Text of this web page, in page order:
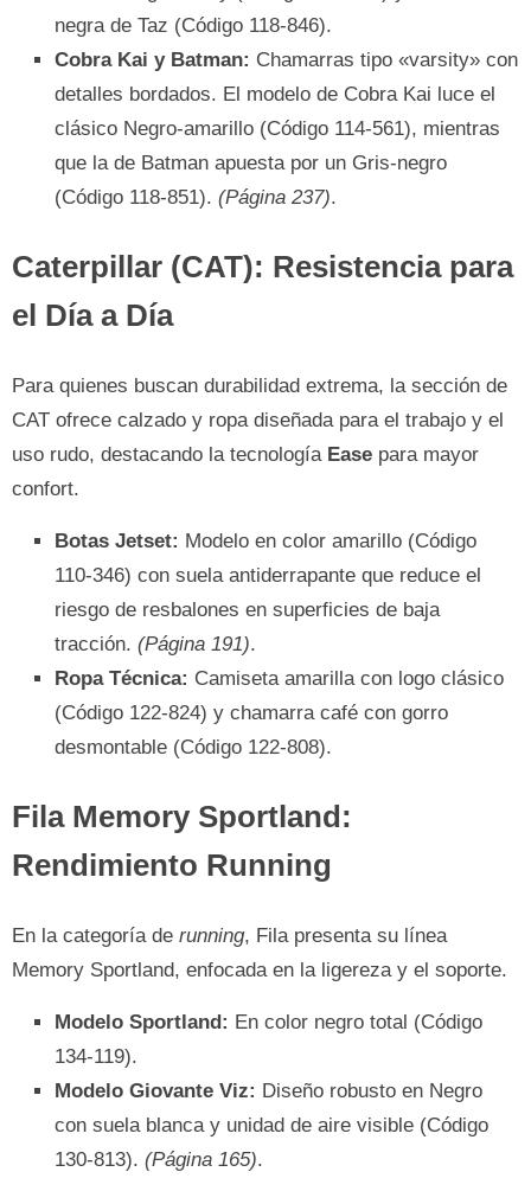
negra de Taz (Código 118-846).
Cobra Kai y Batman: Chamarras tipo «varsity» con
detalles bordados. El modelo de Cobra Kai luce el
clásico Negro-amarillo (Código 114-561), mientras
que la de Batman apuesta por un Gris-negro
(Código 118-851). (Página 237).
Caterpillar (CAT): Resistencia para
el Día a Día
Para quienes buscan durabilidad extrema, la sección de
CAT ofrece calzado y ropa diseñada para el trabajo y el
uso rudo, destacando la tecnología Ease para mayor
confort.
Botas Jetset: Modelo en color amarillo (Código
110-346) con suela antiderrapante que reduce el
riesgo de resbalones en superficies de baja
tracción. (Página 191).
Ropa Técnica: Camiseta amarilla con logo clásico
(Código 122-824) y chamarra café con gorro
desmontable (Código 122-808).
Fila Memory Sportland:
Rendimiento Running
En la categoría de running, Fila presenta su línea
Memory Sportland, enfocada en la ligereza y el soporte.
Modelo Sportland: En color negro total (Código
134-119).
Modelo Giovante Viz: Diseño robusto en Negro
con suela blanca y unidad de aire visible (Código
130-813). (Página 165).